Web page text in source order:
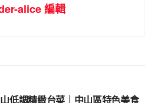
alice 編輯
低調精緻台菜｜中山區特色美食